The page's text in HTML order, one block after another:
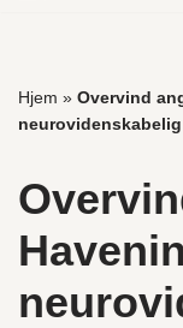
Hjem » Overvind